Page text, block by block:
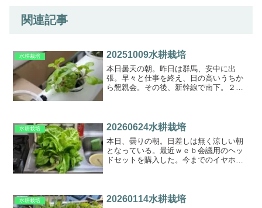
関連記事
水耕栽培 20251009水耕栽培
本日曇天の朝。昨日は群馬、安中に出
張。早々と仕事を終え、日の高いうちか
ら懇親会。その後、新幹線で南下。２次
水耕栽培 20260624水耕栽培
本日、曇りの朝。日差しは無く涼しい朝
となっている。最近ｗｅｂ会議用のヘッ
ドセットを購入した。今までのイヤホン
をやっているが、なかなか...
水耕栽培 20260114水耕栽培